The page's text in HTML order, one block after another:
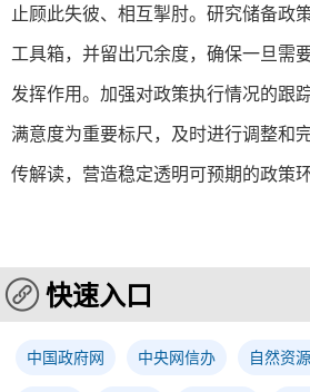
止顾此失彼、相互掣肘。研究储备政
工具箱，并留出冗余度，确保一旦需
发挥作用。加强对政策执行情况的跟
满意度为重要标尺，及时进行调整和
传解读，营造稳定透明可预期的政策环
快速入口
中国政府网 中央网信办 自然资